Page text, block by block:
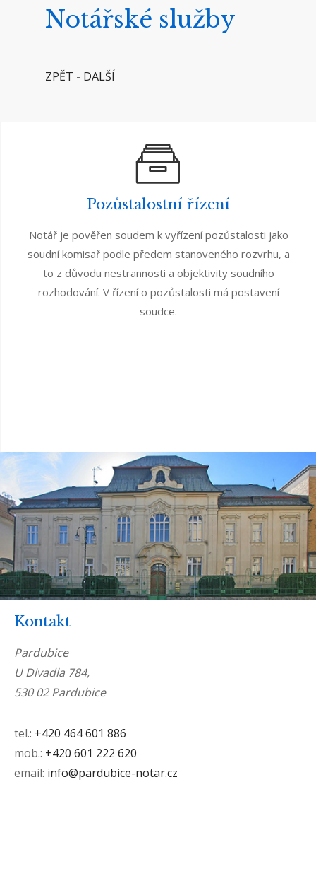
Notářské služby
ZPĚT - DALŠÍ
Pozůstalostní řízení
Notář je pověřen soudem k vyřízení pozůstalosti jako
soudní komisař podle předem stanoveného rozvrhu, a
to z důvodu nestrannosti a objektivity soudního
rozhodování. V řízení o pozůstalosti má postavení
soudce.
Kontakt
Pardubice
U Divadla 784,
530 02 Pardubice
tel.: +420 464 601 886
mob.: +420 601 222 620
email: info@pardubice-notar.cz